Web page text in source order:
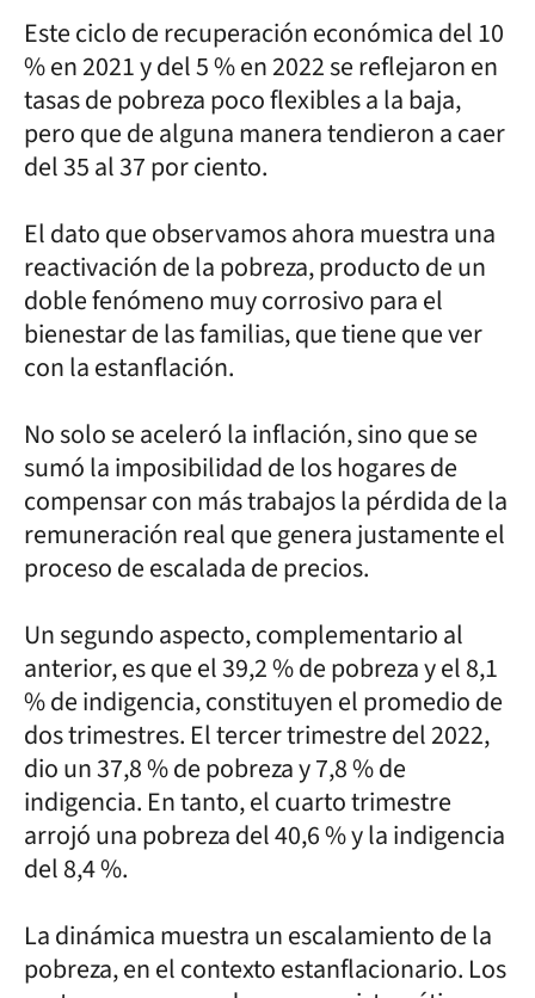
Este ciclo de recuperación económica del 10
% en 2021 y del 5 % en 2022 se reflejaron en
tasas de pobreza poco flexibles a la baja,
pero que de alguna manera tendieron a caer
del 35 al 37 por ciento.
El dato que observamos ahora muestra una
reactivación de la pobreza, producto de un
doble fenómeno muy corrosivo para el
bienestar de las familias, que tiene que ver
con la estanflación.
No solo se aceleró la inflación, sino que se
sumó la imposibilidad de los hogares de
compensar con más trabajos la pérdida de la
remuneración real que genera justamente el
proceso de escalada de precios.
Un segundo aspecto, complementario al
anterior, es que el 39,2 % de pobreza y el 8,1
% de indigencia, constituyen el promedio de
dos trimestres. El tercer trimestre del 2022,
dio un 37,8 % de pobreza y 7,8 % de
indigencia. En tanto, el cuarto trimestre
arrojó una pobreza del 40,6 % y la indigencia
del 8,4 %.
La dinámica muestra un escalamiento de la
pobreza, en el contexto estanflacionario. Los